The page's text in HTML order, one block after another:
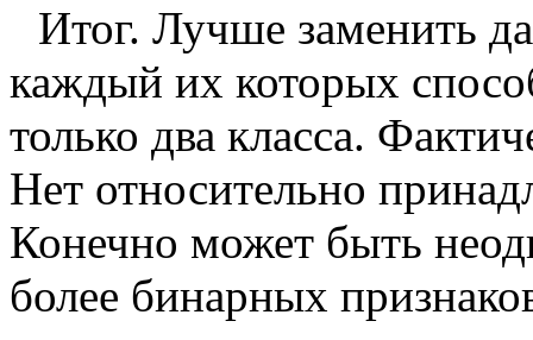
Итог. Лучше заменить
каждый их которых
только два класса.
Нет относительно
Конечно может быть
более бинарных